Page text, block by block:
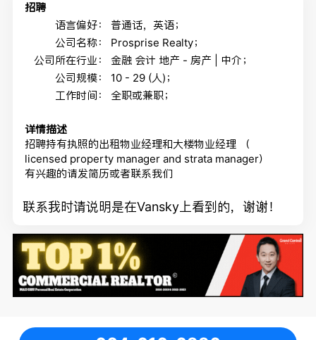
招聘
语言偏好：
普通话，英语；
公司名称：
Prosprise Realty；
公司所在行业：
金融 会计 地产 - 房产 | 中介；
公司规模：
10 - 29 (人)；
工作时间：
全职或兼职；
详情描述
招聘持有执照的出租物业经理和大楼物业经理 （
licensed property manager and strata manager）
有兴趣的请发简历或者联系我们
联系我时请说明是在Vansky上看到的，谢谢！